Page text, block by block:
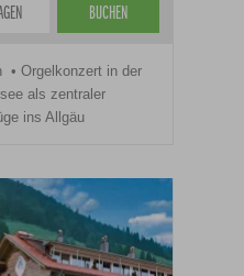
BUCHEN
Orgelkonzert in der
als zentraler
ins Allgäu